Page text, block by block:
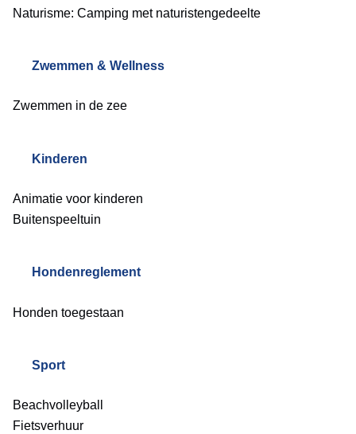
Naturisme: Camping met naturistengedeelte
Zwemmen & Wellness
Zwemmen in de zee
Kinderen
Animatie voor kinderen
Buitenspeeltuin
Hondenreglement
Honden toegestaan
Sport
Beachvolleyball
Fietsverhuur